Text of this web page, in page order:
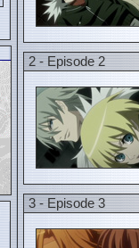
2 - Episode 2
3 - Episode 3